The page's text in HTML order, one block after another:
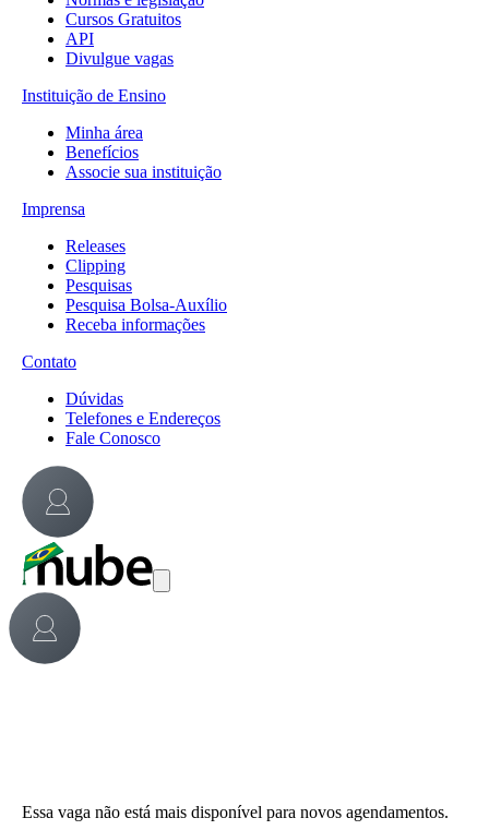
Cursos Gratuitos
API
Divulgue vagas
Instituição de Ensino
Minha área
Benefícios
Associe sua instituição
Imprensa
Releases
Clipping
Pesquisas
Pesquisa Bolsa-Auxílio
Receba informações
Contato
Dúvidas
Telefones e Endereços
Fale Conosco
Essa vaga não está mais disponível para novos agendamentos.